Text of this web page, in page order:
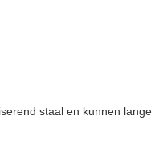
staal en kunnen lange